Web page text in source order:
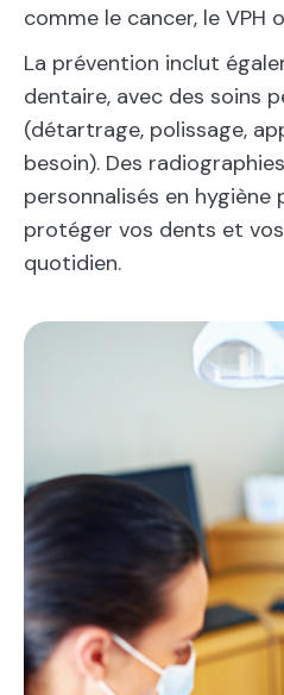
comme le cancer, le VPH
La prévention inclut
dentaire, avec des soins
(détartrage, polissage,
besoin). Des
personnalisés en
protéger vos dents et
quotidien.